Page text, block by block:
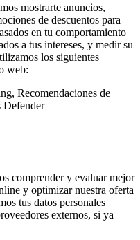
mostrarte anuncios,
de descuentos para
en tu comportamiento
a tus intereses, y medir su
los siguientes
web:
Recomendaciones de
Defender
comprender y evaluar mejor
y optimizar nuestra oferta
tus datos personales
externos, si ya